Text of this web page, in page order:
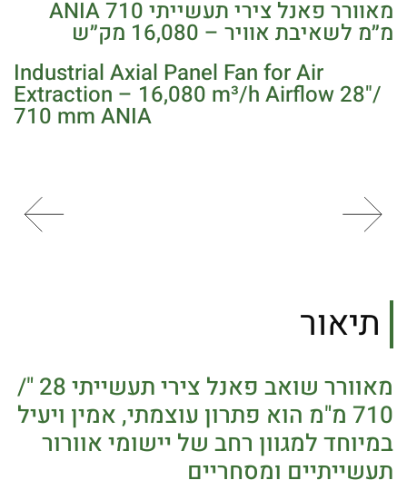
מאוורר פאנל צירי תעשייתי ANIA 710
מ״מ לשאיבת אוויר – 16,080 מק״ש
Industrial Axial Panel Fan for Air
Extraction – 16,080 m³/h Airflow 28"/
710 mm ANIA
תיאור
מאוורר שואב פאנל צירי תעשייתי 28 "/
710 מ"מ הוא פתרון עוצמתי, אמין ויעיל
במיוחד למגוון רחב של יישומי אוורור
תעשייתיים ומסחריים